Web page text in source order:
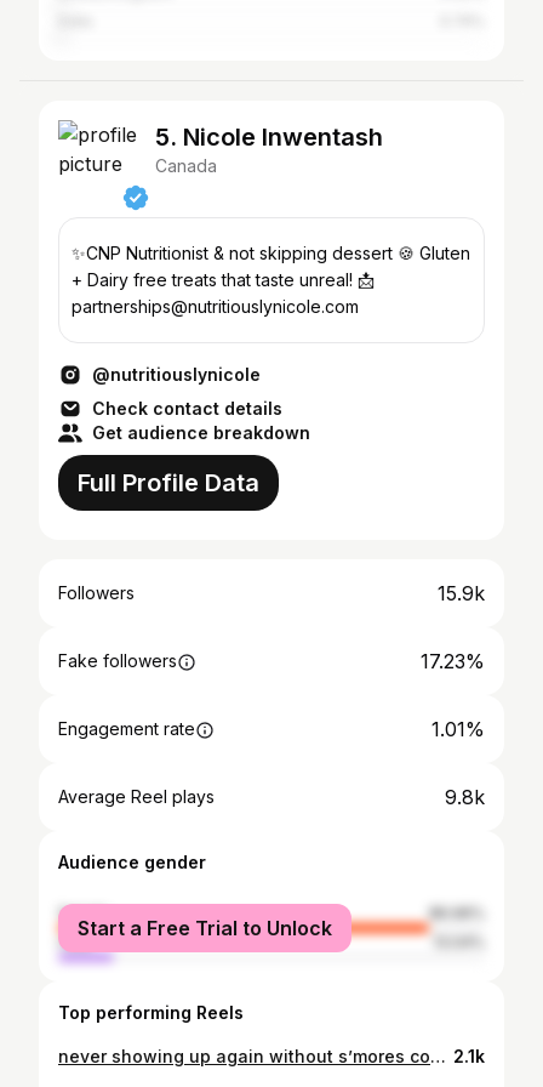
5. Nicole Inwentash
Canada
✨CNP Nutritionist & not skipping dessert 🍪 Gluten
+ Dairy free treats that taste unreal! 📩
partnerships@nutritiouslynicole.com
@nutritiouslynicole
Check contact details
Get audience breakdown
Full Profile Data
Followers 15.9k
Fake followers 17.23%
Engagement rate 1.01%
Average Reel plays 9.8k
Audience gender
female
male
Start a Free Trial to Unlock
Top performing Reels
never showing up again without s’mores cookies 😅 #nutritiouslynicole 2.1k